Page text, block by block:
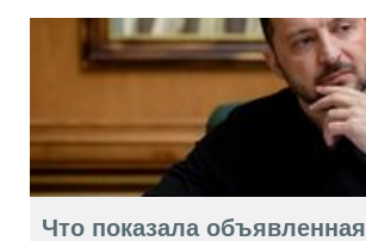
Что показала объявленная